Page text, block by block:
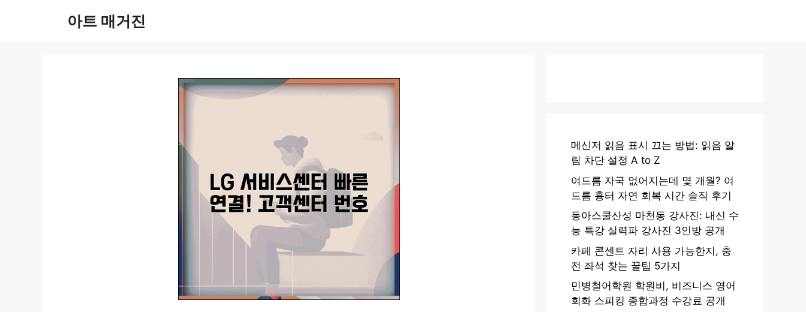
아트 매거진
메신저 읽음 표시 끄는 방법: 읽음 알
림 차단 설정 A to Z
여드름 자국 없어지는데 몇 개월? 여
드름 흉터 자연 회복 시간 솔직 후기
동아스쿨산성 마천동 강사진: 내신 수
능 특강 실력파 강사진 3인방 공개
카페 콘센트 자리 사용 가능한지, 충
전 좌석 찾는 꿀팁 5가지
민병철어학원 학원비, 비즈니스 영어
회화 스피킹 종합과정 수강료 공개